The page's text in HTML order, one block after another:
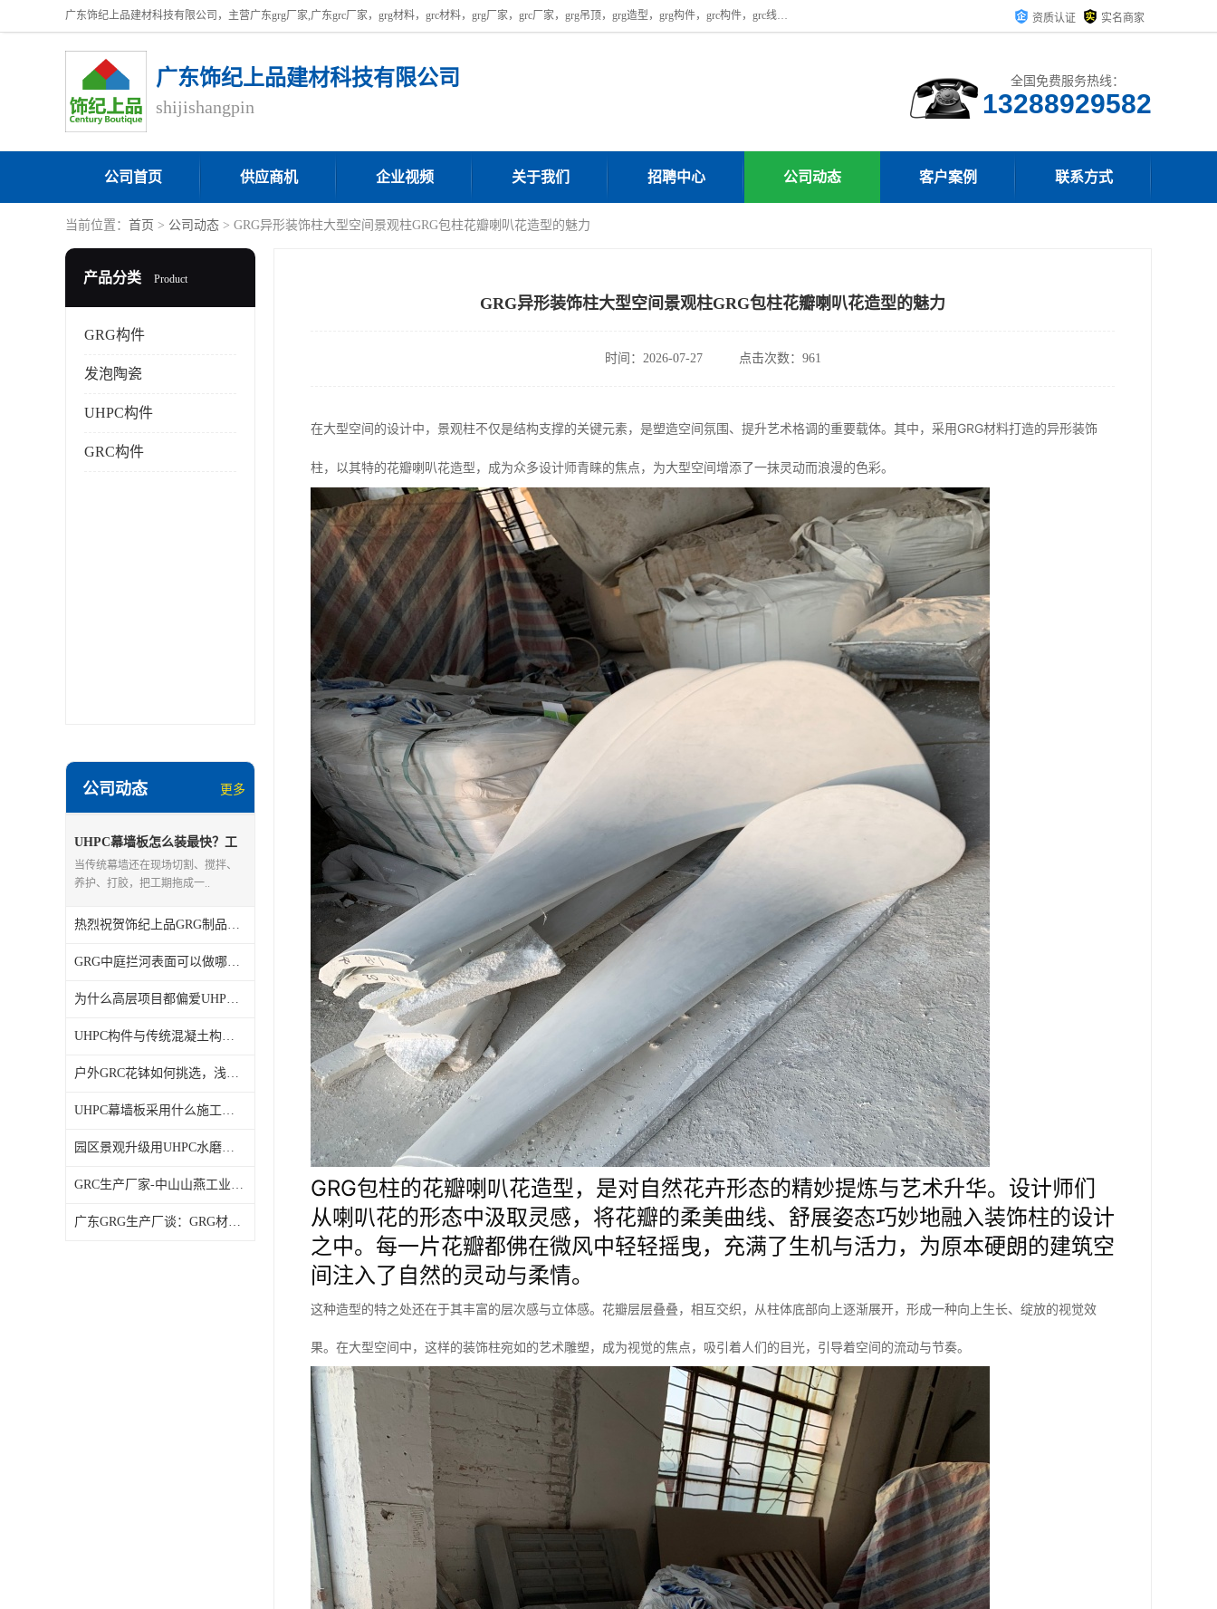
广东饰纪上品建材科技有限公司，主营广东grg厂家,广东grc厂家，grg材料，grc材料，grg厂家，grc厂家，grg吊顶，grg造型，grg构件，grc构件，grc线条，grc构件厂家,，grg材料生产厂家，grg材料定制，uhpc，uhpc厂家，uhpc外墙挂板，uhpc镂空幕墙板，厂房位于广东清远，如果您对我公司的产品服务感兴趣，请联系我们。 资质认证 实名商家
广东饰纪上品建材科技有限公司
shijishangpin
全国免费服务热线：
13288929582
公司首页 供应商机 企业视频 关于我们 招聘中心 公司动态 客户案例 联系方式
当前位置： 首页 > 公司动态 > GRG异形装饰柱大型空间景观柱GRG包柱花瓣喇叭花造型的魅力
产品分类 Product
GRG构件
发泡陶瓷
UHPC构件
GRC构件
公司动态 更多
UHPC幕墙板怎么装最快？工
厂预制+现场干挂流程拆解
当传统幕墙还在现场切割、搅拌、
养护、打胶，把工期拖成一..
热烈祝贺饰纪上品GRG制品荣获广东省名优高新技术产品证书
GRG中庭拦河表面可以做哪些工艺，质感好不好？?
为什么高层项目都偏爱UHPC灰色幕墙板？优势一文讲透
UHPC构件与传统混凝土构件性能对比有什么不同？
户外GRC花钵如何挑选，浅析GRC欧式水泥构件材质综合特性
UHPC幕墙板采用什么施工工艺？装配式干挂安装流程详解
园区景观升级用UHPC水磨石门头柱子有哪些改造优势？
GRC生产厂家-中山山燕工业园白色GRC飘带造型工程案例
广东GRG生产厂谈：GRG材料厚度与造价关系如何？
GRG异形装饰柱大型空间景观柱GRG包柱花瓣喇叭花造型的魅力
时间：2026-07-27 点击次数：961
在大型空间的设计中，景观柱不仅是结构支撑的关键元素，是塑造空间氛围、提升艺术格调的重要载体。其中，采用GRG材料打造的异形装饰
柱，以其特的花瓣喇叭花造型，成为众多设计师青睐的焦点，为大型空间增添了一抹灵动而浪漫的色彩。
GRG包柱的花瓣喇叭花造型，是对自然花卉形态的精妙提炼与艺术升华。设计师们
从喇叭花的形态中汲取灵感，将花瓣的柔美曲线、舒展姿态巧妙地融入装饰柱的设计
之中。每一片花瓣都佛在微风中轻轻摇曳，充满了生机与活力，为原本硬朗的建筑空
间注入了自然的灵动与柔情。
这种造型的特之处还在于其丰富的层次感与立体感。花瓣层层叠叠，相互交织，从柱体底部向上逐渐展开，形成一种向上生长、绽放的视觉效
果。在大型空间中，这样的装饰柱宛如的艺术雕塑，成为视觉的焦点，吸引着人们的目光，引导着空间的流动与节奏。